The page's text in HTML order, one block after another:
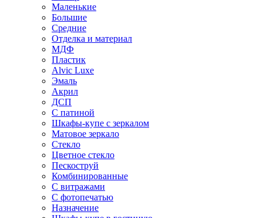
Маленькие
Большие
Средние
Отделка и материал
МДФ
Пластик
Alvic Luxe
Эмаль
Акрил
ДСП
С патиной
Шкафы-купе с зеркалом
Матовое зеркало
Стекло
Цветное стекло
Пескоструй
Комбинированные
С витражами
С фотопечатью
Назначение